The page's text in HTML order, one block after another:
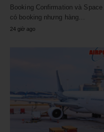
Booking Confirmation và
có booking nhưng hàng…
24 giờ ago